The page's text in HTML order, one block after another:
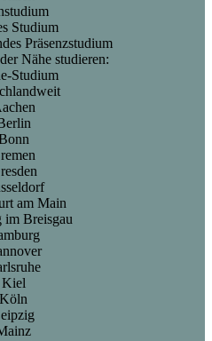
Studium
Präsenzstudium
Nähe studieren:
Studium
am Main
im Breisgau
Kiel
Köln